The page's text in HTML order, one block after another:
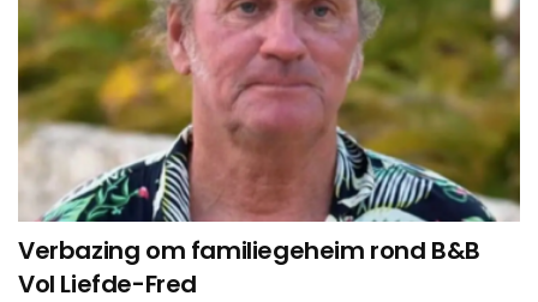
Verbazing om familiegeheim rond B&B
Vol Liefde-Fred